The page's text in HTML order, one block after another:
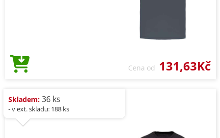
Cena od 131,63Kč
Skladem: 36 ks
- v ext. skladu: 188 ks